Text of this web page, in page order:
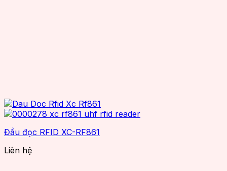
Đầu đọc RFID XC-RF861
Liên hệ